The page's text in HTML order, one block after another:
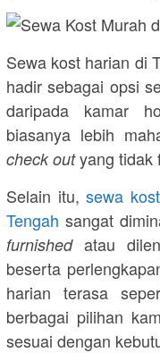
Sewa kost harian di
hadir sebagai opsi
daripada kamar
biasanya lebih
check outyang tidak
Selain itu,sewa
Tengah sangat
furnished atau
beserta
harian terasa
berbagai pilihan
sesuai dengan